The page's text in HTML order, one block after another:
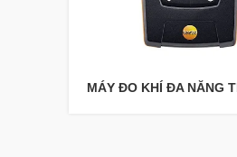
MÁY ĐO KHÍ ĐA NĂNG